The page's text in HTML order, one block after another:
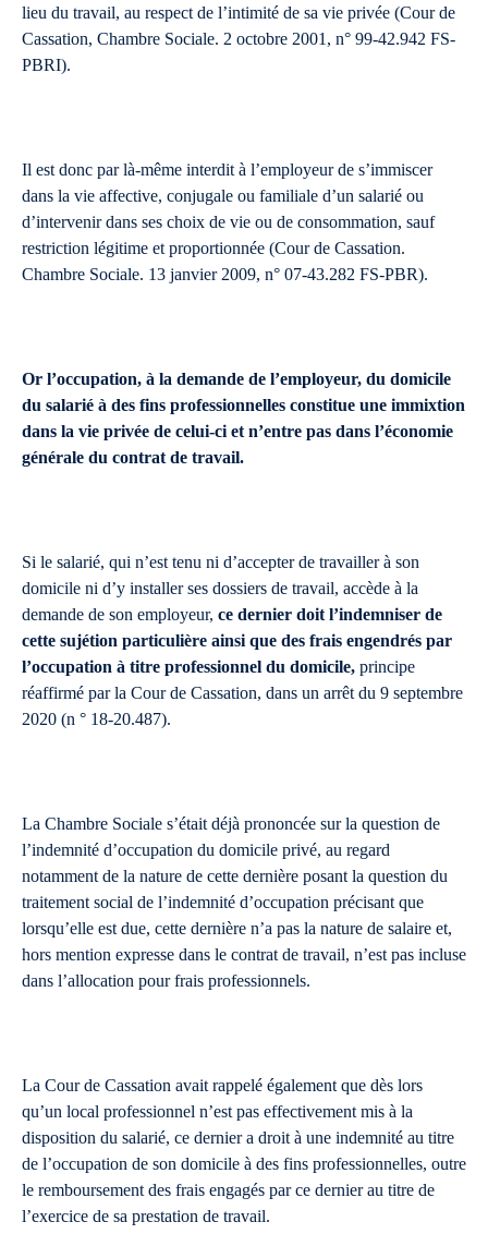
lieu du travail, au respect de l’intimité de sa vie privée (Cour de
Cassation, Chambre Sociale. 2 octobre 2001, n° 99-42.942 FS-
PBRI).
Il est donc par là-même interdit à l’employeur de s’immiscer
dans la vie affective, conjugale ou familiale d’un salarié ou
d’intervenir dans ses choix de vie ou de consommation, sauf
restriction légitime et proportionnée (Cour de Cassation.
Chambre Sociale. 13 janvier 2009, n° 07-43.282 FS-PBR).
Or l’occupation, à la demande de l’employeur, du domicile
du salarié à des fins professionnelles constitue une immixtion
dans la vie privée de celui-ci et n’entre pas dans l’économie
générale du contrat de travail.
Si le salarié, qui n’est tenu ni d’accepter de travailler à son
domicile ni d’y installer ses dossiers de travail, accède à la
demande de son employeur, ce dernier doit l’indemniser de
cette sujétion particulière ainsi que des frais engendrés par
l’occupation à titre professionnel du domicile, principe
réaffirmé par la Cour de Cassation, dans un arrêt du 9 septembre
2020 (n ° 18-20.487).
La Chambre Sociale s’était déjà prononcée sur la question de
l’indemnité d’occupation du domicile privé, au regard
notamment de la nature de cette dernière posant la question du
traitement social de l’indemnité d’occupation précisant que
lorsqu’elle est due, cette dernière n’a pas la nature de salaire et,
hors mention expresse dans le contrat de travail, n’est pas incluse
dans l’allocation pour frais professionnels.
La Cour de Cassation avait rappelé également que dès lors
qu’un local professionnel n’est pas effectivement mis à la
disposition du salarié, ce dernier a droit à une indemnité au titre
de l’occupation de son domicile à des fins professionnelles, outre
le remboursement des frais engagés par ce dernier au titre de
l’exercice de sa prestation de travail.